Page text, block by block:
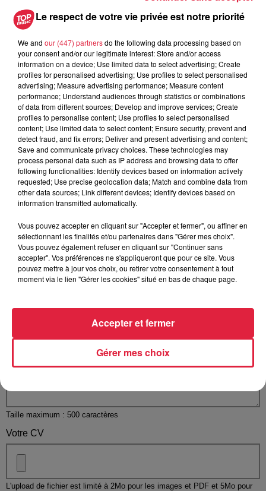
les locaux
Postulez à l'offre : Commis de cuisine (H/F)
Votre nom*
Votre e-mail*
Votre n° de téléphone*
Taille maximum : 500 caractères
Votre CV
L'upload de fichier est limité à 2Mo pour les images et PDF et 5Mo pour
Le respect de votre vie privée est notre priorité
We and our (447) partnersdo the following data processing based on
your consent and/or our legitimate interest: Store and/or access
information on a device; Use limited data to select advertising; Create
profiles for personalised advertising; Use profiles to select personalised
advertising; Measure advertising performance; Measure content
performance; Understand audiences through statistics or combinations
of data from different sources; Develop and improve services; Create
profiles to personalise content; Use profiles to select personalised
content; Use limited data to select content; Ensure security, prevent and
detect fraud, and fix errors; Deliver and present advertising and content;
Save and communicate privacy choices. These technologies may
process personal data such as IP address and browsing data to offer
following functionalities: Identify devices based on information actively
requested; Use precise geolocation data; Match and combine data from
other data sources; Link different devices; Identify devices based on
information transmitted automatically.
Vous pouvez accepter en cliquant sur "Accepter et fermer", ou affiner en
sélectionnant les finalités et/ou partenaires dans "Gérer mes choix".
Vous pouvez également refuser en cliquant sur "Continuer sans
accepter". Vos préférences ne s'appliqueront que pour ce site. Vous
pouvez mettre à jour vos choix, ou retirer votre consentement à tout
moment via le lien "Gérer les cookies" situé en bas de chaque page.
Gérer mes choix
Accepter et fermer